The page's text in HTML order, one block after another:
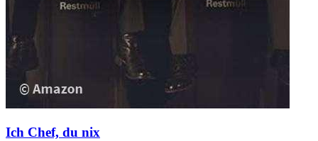
Ich Chef, du nix